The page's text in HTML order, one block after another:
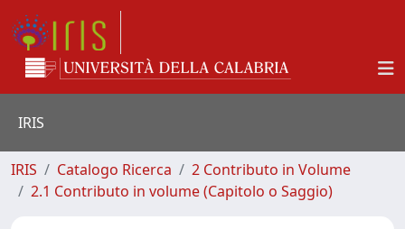
IRIS
IRIS Catalogo Ricerca
2 Contributo in Volume
2.1 Contributo in volume (Capitolo o Saggio)